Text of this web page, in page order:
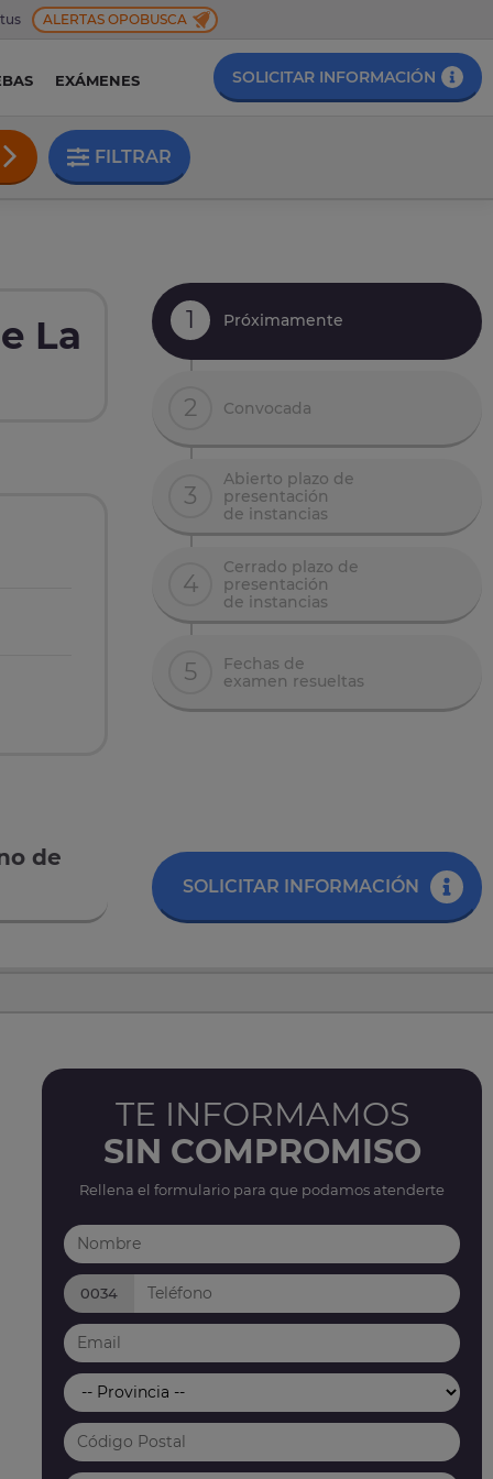
ALERTAS OPOBUSCA
EXÁMENES SOLICITAR INFORMACIÓN
FILTRAR
La
de
1 Próximamente
2 Convocada
3
Abierto plazo de
presentación
de instancias
4
Cerrado plazo de
presentación
de instancias
5
Fechas de
examen resueltas
SOLICITAR INFORMACIÓN
TE INFORMAMOS
SIN COMPROMISO
Rellena el formulario para que podamos atenderte
0034